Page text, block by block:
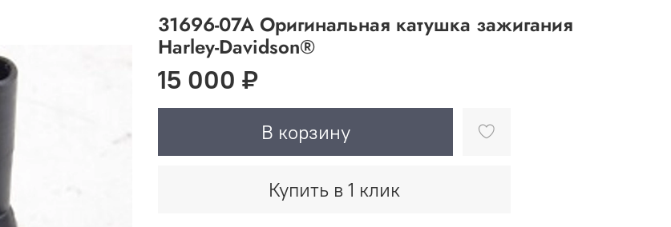
31696-07A Оригинальная катушка зажигания
Harley-Davidson®
15 000 ₽
В корзину
Купить в 1 клик